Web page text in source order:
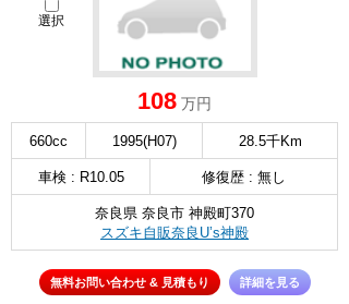
選択
108 万円
660cc 1995(H07) 28.5千Km
車検 : R10.05 修復歴 : 無し
奈良県 奈良市 神殿町370
スズキ自販奈良U’s神殿
無料お問い合わせ & 見積もり 詳細を見る